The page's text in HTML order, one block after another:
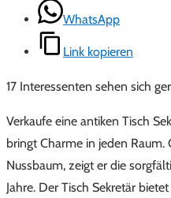
WhatsApp
Link kopieren
17 Interessenten sehen sich
Verkaufe eine antiken Tisch
bringt Charme in jeden Raum.
Nussbaum, zeigt er die
Jahre. Der Tisch Sekretär